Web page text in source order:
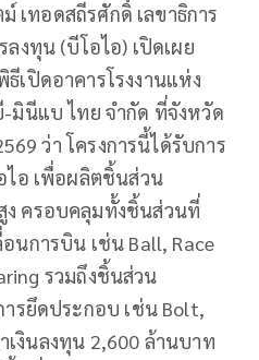
เทอดสถีรศักดิ์ เลขาธิการ
ลงทุน (บีโอไอ) เปิดเผย
เปิดอาคารโรงงานแห่ง
มินีแบ ไทย จำกัด ที่จังหวัด
ว่า โครงการนี้ได้รับการ
ไอ เพื่อผลิตชิ้นส่วน
ง ครอบคลุมทั้งชิ้นส่วนที่
นการบิน เช่น Ball, Race
รวมถึงชิ้นส่วน
ารยึดประกอบ เช่น Bolt,
เงินลงทุน 2,600 ล้านบาท